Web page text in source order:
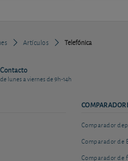
Artículos Telefónica
Contacto
de lunes a viernes de 9h-14h
Comparador
Comparador de
Comparador de